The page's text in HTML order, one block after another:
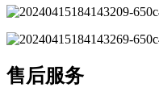
售后服务